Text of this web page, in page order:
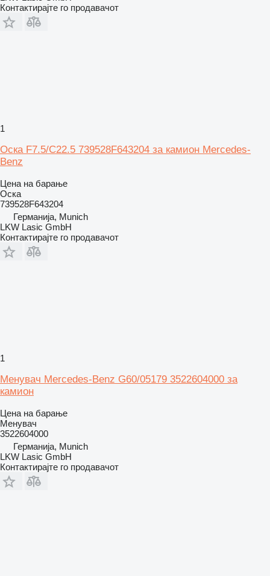
Контактирајте го продавачот
1
Оска F7.5/C22.5 739528F643204 за камион Mercedes-
Benz
Цена на барање
Оска
739528F643204
Германија, Munich
LKW Lasic GmbH
Контактирајте го продавачот
1
Менувач Mercedes-Benz G60/05179 3522604000 за
камион
Цена на барање
Менувач
3522604000
Германија, Munich
LKW Lasic GmbH
Контактирајте го продавачот